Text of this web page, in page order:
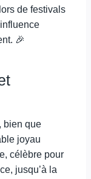
de festivals
🎉
bien que
joyau
célèbre pour
jusqu’à la